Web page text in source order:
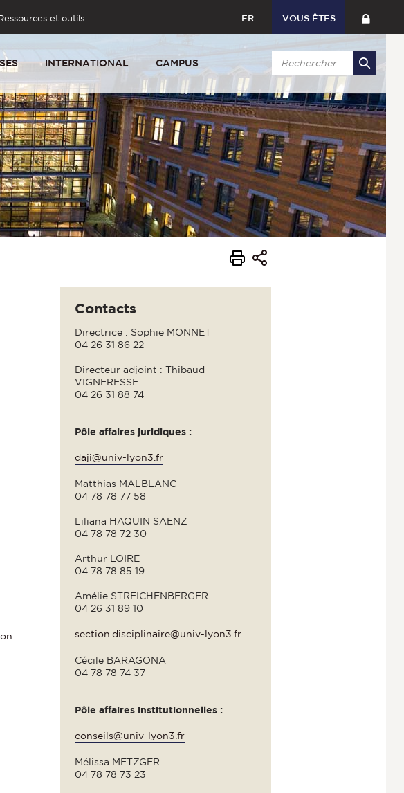
et outils FR VOUS ÊTES
INTERNATIONAL CAMPUS
Contacts
Directrice : Sophie MONNET
04 26 31 86 22
Directeur adjoint : Thibaud
VIGNERESSE
04 26 31 88 74
Pôle affaires juridiques :
daji@univ-lyon3.fr
Matthias MALBLANC
04 78 78 77 58
Liliana HAQUIN SAENZ
04 78 78 72 30
Arthur LOIRE
04 78 78 85 19
Amélie STREICHENBERGER
04 26 31 89 10
section.disciplinaire@univ-lyon3.fr
Cécile BARAGONA
04 78 78 74 37
Pôle affaires institutionnelles :
conseils@univ-lyon3.fr
Mélissa METZGER
04 78 78 73 23